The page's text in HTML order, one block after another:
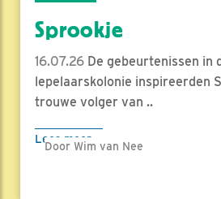
Sprookje
16.07.26 De gebeurtenissen in
lepelaarskolonie inspireerden
trouwe volger van ..
Lees meer
Door Wim van Nee